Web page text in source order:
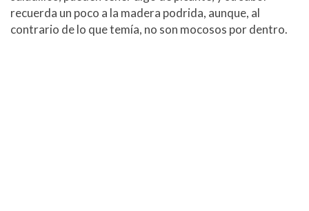
recuerda un poco a la madera podrida, aunque, al
contrario de lo que temía, no son mocosos por dentro.